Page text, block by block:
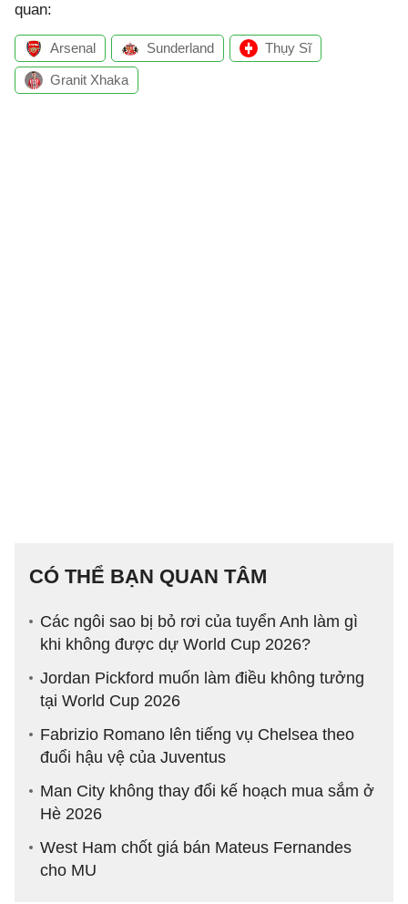
quan:
Arsenal Sunderland Thụy Sĩ
Granit Xhaka
CÓ THỂ BẠN QUAN TÂM
Các ngôi sao bị bỏ rơi của tuyển Anh làm gì
khi không được dự World Cup 2026?
Jordan Pickford muốn làm điều không tưởng
tại World Cup 2026
Fabrizio Romano lên tiếng vụ Chelsea theo
đuổi hậu vệ của Juventus
Man City không thay đổi kế hoạch mua sắm ở
Hè 2026
West Ham chốt giá bán Mateus Fernandes
cho MU